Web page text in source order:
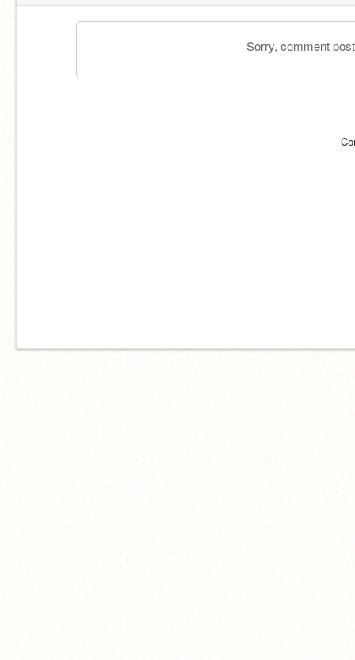
Sorry, comment